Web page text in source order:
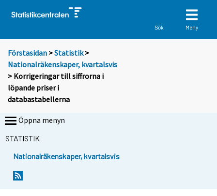
Sök Meny
Förstasidan >Statistik >
Nationalräkenskaper, kvartalsvis
> Korrigeringar till siffrorna i
löpande priser i
databastabellerna
Öppna menyn
STATISTIK
Nationalräkenskaper, kvartalsvis